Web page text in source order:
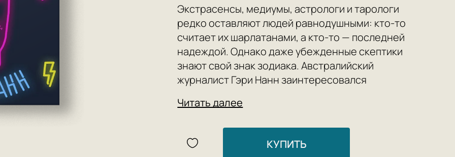
Экстрасенсы, медиумы, астрологи и тарологи
редко оставляют людей равнодушными: кто-то
считает их шарлатанами, а кто-то — последней
надеждой. Однако даже убежденные скептики
знают свой знак зодиака. Австралийский
журналист Гэри Нанн заинтересовался
его раздавленная горем сестра, а затем узнал,
берется эта тяга к мистике и может ли она пойти
нам на пользу? Почему люди тратят время и
Читать далее
КУПИТЬ